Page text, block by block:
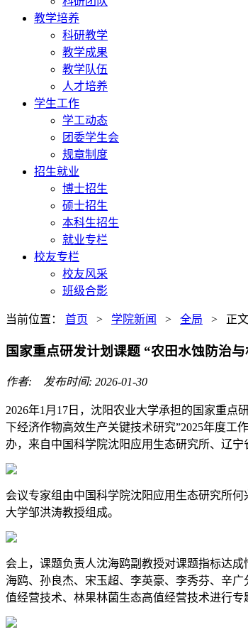
教学培养
科研教学
教学成果
教学队伍
人才培养
学生工作
学工动态
团委学生会
规章制度
招生就业
博士招生
硕士招生
本科生招生
就业专栏
校友专栏
校友风采
班级合影
当前位置： 首页 > 学院新闻 > 全局 > 正文
国家重点研发计划课题 “农田水蚀防治
作者: 发布时间: 2026-01-30
2026年1月17日，沈阳农业大学承担的国家重点
下经济作物高效生产关键技术研究”2025年度工
办，来自中国科学院沈阳应用生态研究所、辽
会议专家组由中国科学院沈阳应用生态研究所
大学邹洪涛教授组成。
会上，课题负责人沈海鸥副教授对课题指标达
海鸥、孙良杰、宋玉超、李英豪、李秀芬、辛
值经营技术、林果林菌生态高值经营技术进行专